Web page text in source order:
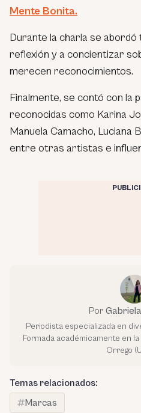
Mente Bonita.
Durante la charla se abordó
reflexión y a concientizar
merecen reconocimientos.
Finalmente, se contó con la
reconocidas como Karina
Manuela Camacho, Luciana
entre otras artistas e
Por
Periodista especializada en
Formada académicamente en
Orrego
Temas relacionados:
Marcas